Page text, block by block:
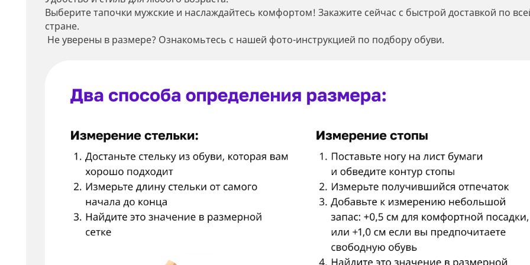
Выберите тапочки мужские и наслаждайтесь комфортом! Закажите сейчас с быстрой доставкой по
стране.
Не уверены в размере? Ознакомьтесь с нашей фото-инструкцией по подбору обуви.
Остались вопросы?
Оставьте заявку и мы свяжемся с вами в
ближайшее время
Сообщить о поступлении
Вход в кабинет
Регистрация
Уже есть аккаунт?Войдите
Имя*